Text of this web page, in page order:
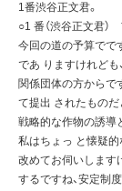
1番渋谷正文君。
○1 番（渋谷正文君）
今回の道の予算でで
であ りますけれども
関係団体の方からで
て提出 されたもの
戦略的な作物の誘導
私はちょっ と懐疑的
改めてお伺いします
するですね、安定制